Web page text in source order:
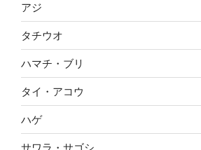
アジ
タチウオ
ハマチ・ブリ
タイ・アコウ
ハゲ
サワラ・サゴシ